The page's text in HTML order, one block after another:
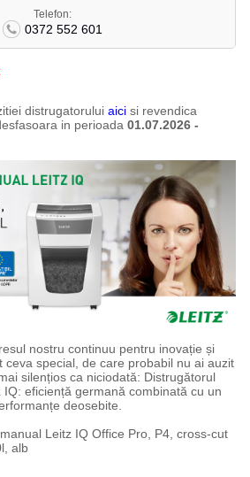
Telefon:
0372 552 601
distrugatorului aicisi revendica
in perioada 01.07.2026 -
nostru continuu pentru inovație și
ceva special, de care probabil nu ai auzit
silențios ca niciodată: Distrugătorul
eficiență germană combinată cu un
deosebite.
Leitz IQ Office Pro, P4, cross-cut
alb